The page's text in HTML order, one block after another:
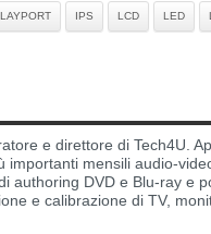
IPS LCD LED
e direttore di Tech4U.
importanti mensili audio-
authoring DVD e Blu-ray e
e calibrazione di TV,